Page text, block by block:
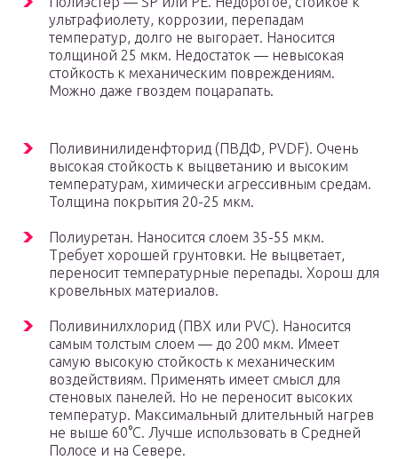
ультрафиолету, коррозии, перепадам
температур, долго не выгорает. Наносится
толщиной 25 мкм. Недостаток — невысокая
стойкость к механическим повреждениям.
Можно даже гвоздем поцарапать.
Поливинилиденфторид (ПВДФ, PVDF). Очень
высокая стойкость к выцветанию и высоким
температурам, химически агрессивным средам.
Толщина покрытия 20-25 мкм.
Полиуретан. Наносится слоем 35-55 мкм.
Требует хорошей грунтовки. Не выцветает,
переносит температурные перепады. Хорош для
кровельных материалов.
Поливинилхлорид (ПВХ или PVC). Наносится
самым толстым слоем — до 200 мкм. Имеет
самую высокую стойкость к механическим
воздействиям. Применять имеет смысл для
стеновых панелей. Но не переносит высоких
температур. Максимальный длительный нагрев
не выше 60°C. Лучше использовать в Средней
Полосе и на Севере.